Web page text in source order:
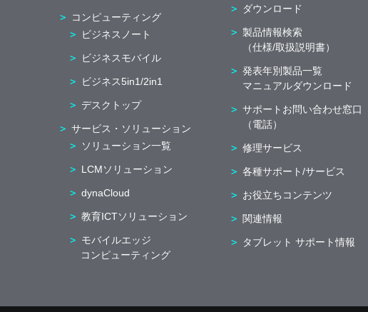
コンピューティング
ビジネスノート
ビジネスモバイル
ビジネス5in1/2in1
デスクトップ
サービス・ソリューション
ソリューション一覧
LCMソリューション
dynaCloud
教育ICTソリューション
モバイルエッジ
コンピューティング
ダウンロード
製品情報検索
（仕様/取扱説明書）
発表年別製品一覧
マニュアルダウンロード
サポートお問い合わせ窓口
（電話）
修理サービス
各種サポート/サービス
お役立ちコンテンツ
関連情報
タブレット サポート情報